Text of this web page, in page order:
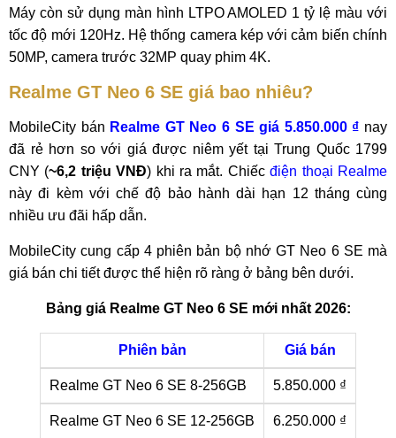
Máy còn sử dụng màn hình LTPO AMOLED 1 tỷ lệ màu với
tốc độ mới 120Hz. Hệ thống camera kép với cảm biến chính
50MP, camera trước 32MP quay phim 4K.
Realme GT Neo 6 SE giá bao nhiêu?
MobileCity bán Realme GT Neo 6 SE giá 5.850.000 ₫ nay
đã rẻ hơn so với giá được niêm yết tại Trung Quốc 1799
CNY (~6,2 triệu VNĐ) khi ra mắt. Chiếcđiện thoại Realme
này đi kèm với chế độ bảo hành dài hạn 12 tháng cùng
nhiều ưu đãi hấp dẫn.
MobileCity cung cấp 4 phiên bản bộ nhớ GT Neo 6 SE mà
giá bán chi tiết được thể hiện rõ ràng ở bảng bên dưới.
Bảng giá Realme GT Neo 6 SE mới nhất 2026:
Phiên bản Giá bán
Realme GT Neo 6 SE 8-256GB 5.850.000 ₫
Realme GT Neo 6 SE 12-256GB 6.250.000 ₫